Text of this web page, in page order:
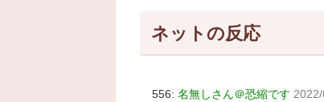
ネットの反応
556: 名無しさん＠恐縮です